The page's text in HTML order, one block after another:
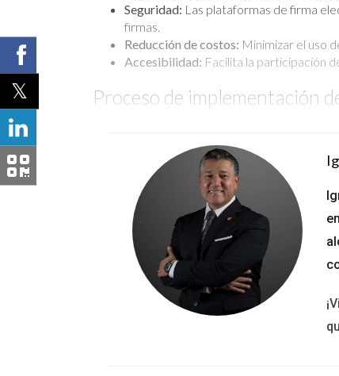
Seguridad: Las plataformas de firma
firmas.
Reducción de costos: Minimizar el uso
Accesibilidad: Facilita la participación
Proceso de implementación
implementarla eficazmente:
Elegir una plataforma de firma
seleccionar una que cumpla con las
Crear una cuenta:Una vez elegida la
identidad.
Cargar documentos:
Los documentos
estén completos y correctamente
Invitar a los firmantes:Utilizando las
Confirmar la firma:
Una vez que todos